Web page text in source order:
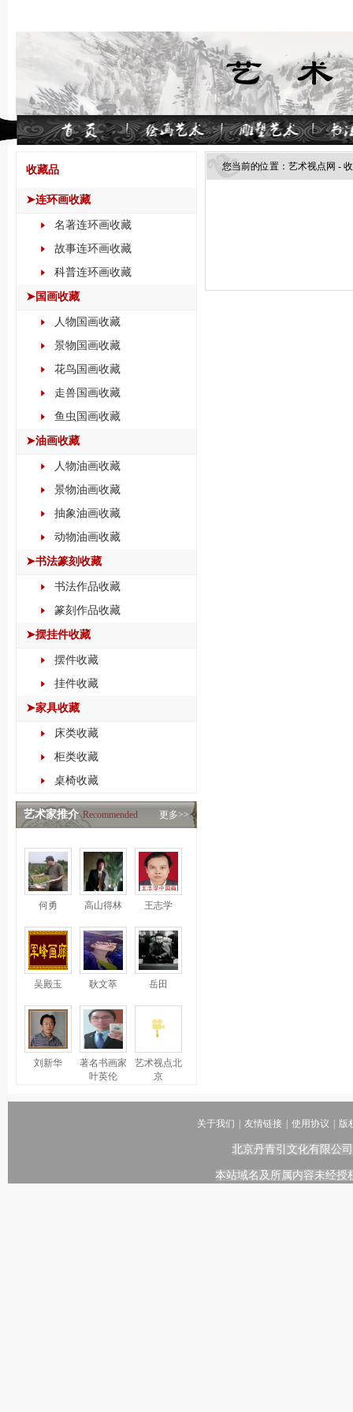
收藏品
➤连环画收藏
名著连环画收藏
故事连环画收藏
科普连环画收藏
➤国画收藏
人物国画收藏
景物国画收藏
花鸟国画收藏
走兽国画收藏
鱼虫国画收藏
➤油画收藏
人物油画收藏
景物油画收藏
抽象油画收藏
动物油画收藏
➤书法篆刻收藏
书法作品收藏
篆刻作品收藏
➤摆挂件收藏
摆件收藏
挂件收藏
➤家具收藏
床类收藏
柜类收藏
桌椅收藏
艺术家推介 Recommended 更多>>
何勇 高山得林 王志学
吴殿玉 耿文萃 岳田
刘新华
著名书画家
叶英伦
艺术视点北
京
您当前的位置： 艺术视点网 -
关于我们 友情链接 使用协议 版
北京丹青引文化有限公
本站域名及所属内容未经授